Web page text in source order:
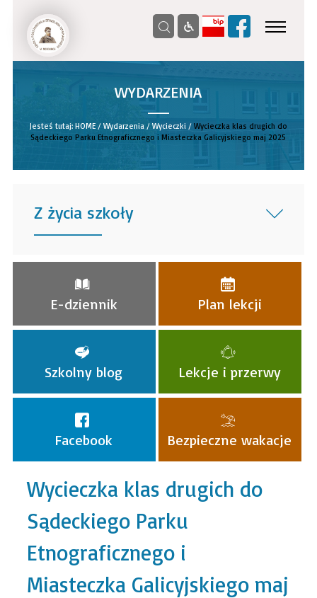
WYDARZENIA
__
Jesteś tutaj: HOME/ Wydarzenia/ Wycieczki/ Wycieczka klas drugich do
Sądeckiego Parku Etnograficznego i Miasteczka Galicyjskiego maj 2025
Z życia szkoły
______
E-dziennik Plan lekcji
Szkolny blog Lekcje i przerwy
Facebook Bezpieczne wakacje
Wycieczka klas drugich do
Sądeckiego Parku
Etnograficznego i
Miasteczka Galicyjskiego maj